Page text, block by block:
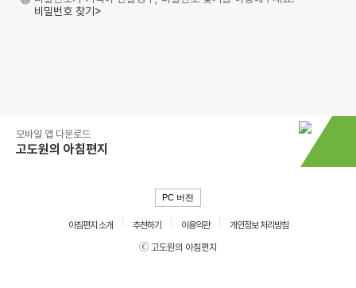
비밀번호 찾기>
모바일 앱 다운로드
고도원의 아침편지
PC 버전
아침편지 소개 추천하기 이용약관
개인정보 처리방침
ⓒ 고도원의 아침편지